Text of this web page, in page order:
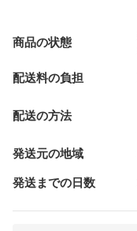
商品の状態
配送料の負担
配送の方法
発送元の地域
発送までの日数